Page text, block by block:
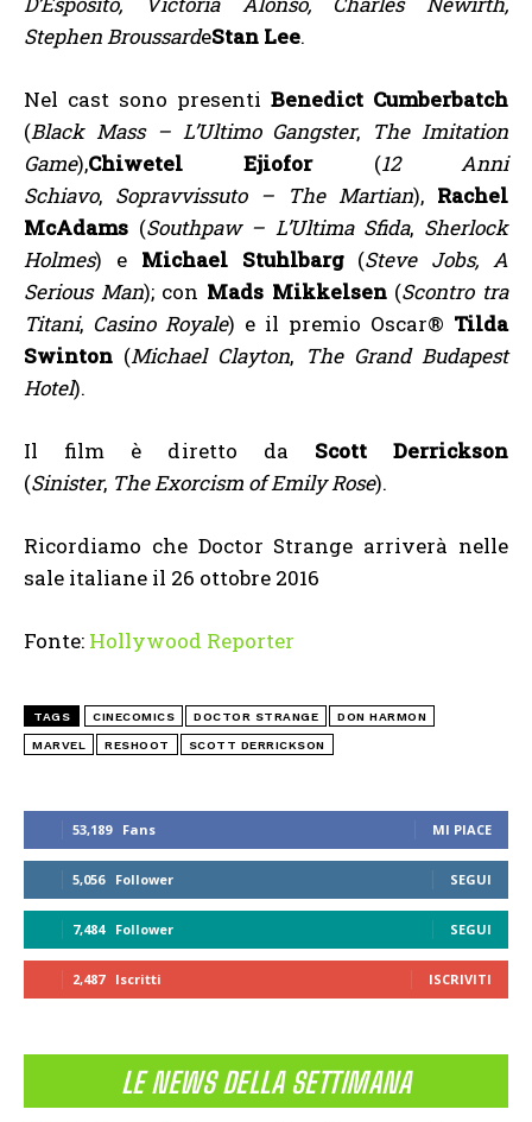
53,189 Fans MI PIACE
5,056 Follower SEGUI
7,484 Follower SEGUI
2,487 Iscritti ISCRIVITI
LE NEWS DELLA SETTIMANA
Stephen BroussardeStan Lee.
Nel cast sono presenti Benedict Cumberbatch
(Black Mass – L’Ultimo Gangster, The Imitation
Game),Chiwetel Ejiofor(12 Anni
Schiavo, Sopravvissuto – The Martian), Rachel
McAdams (Southpaw – L’Ultima Sfida, Sherlock
Holmes) e Michael Stuhlbarg(Steve Jobs, A
Serious Man); con Mads Mikkelsen(Scontro tra
Titani, Casino Royale) e il premio Oscar® Tilda
Swinton (Michael Clayton, The Grand Budapest
Hotel).
Il film è diretto da Scott Derrickson
(Sinister, The Exorcism of Emily Rose).
Ricordiamo che Doctor Strange arriverà nelle
sale italiane il 26 ottobre 2016
Fonte: Hollywood Reporter
TAGS CINECOMICS DOCTOR STRANGE DON HARMON
MARVEL RESHOOT SCOTT DERRICKSON